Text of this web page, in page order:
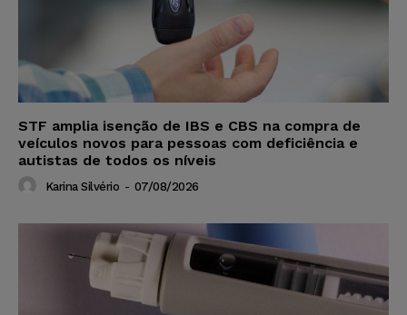
STF amplia isenção de IBS e CBS na compra de
veículos novos para pessoas com deficiência e
autistas de todos os níveis
Karina Silvério - 07/08/2026